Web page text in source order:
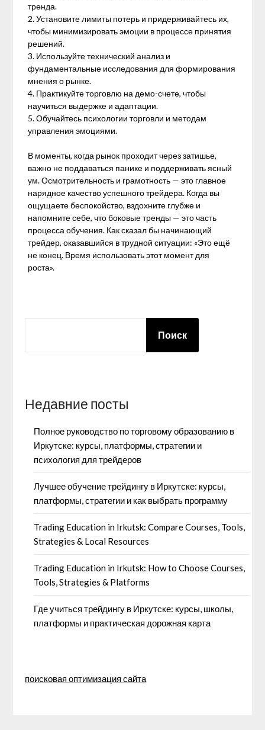
тренда.
2. Установите лимиты потерь и придерживайтесь их,
чтобы минимизировать эмоции в процессе принятия
решений.
3. Используйте технический анализ и
фундаментальные исследования для формирования
мнения о рынке.
4. Практикуйте торговлю на демо-счете, чтобы
научиться выдержке и адаптации.
5. Обучайтесь психологии торговли и методам
управления эмоциями.
В моменты, когда рынок проходит через затишье,
важно не поддаваться панике и поддерживать ясный
ум. Осмотрительность и грамотность — это главное
нарядное качество успешного трейдера. Когда вы
ощущаете беспокойство, вздохните глубже и
напомните себе, что боковые тренды — это часть
процесса обучения. Как сказал бы начинающий
трейдер, оказавшийся в трудной ситуации: «Это ещё
не конец. Время использовать этот момент для
роста».
Поиск
Недавние посты
Полное руководство по торговому образованию в
Иркутске: курсы, платформы, стратегии и
психология для трейдеров
Лучшее обучение трейдингу в Иркутске: курсы,
платформы, стратегии и как выбрать программу
Trading Education in Irkutsk: Compare Courses, Tools,
Strategies & Local Resources
Trading Education in Irkutsk: How to Choose Courses,
Tools, Strategies & Platforms
Где учиться трейдингу в Иркутске: курсы, школы,
платформы и практическая дорожная карта
поисковая оптимизация сайта